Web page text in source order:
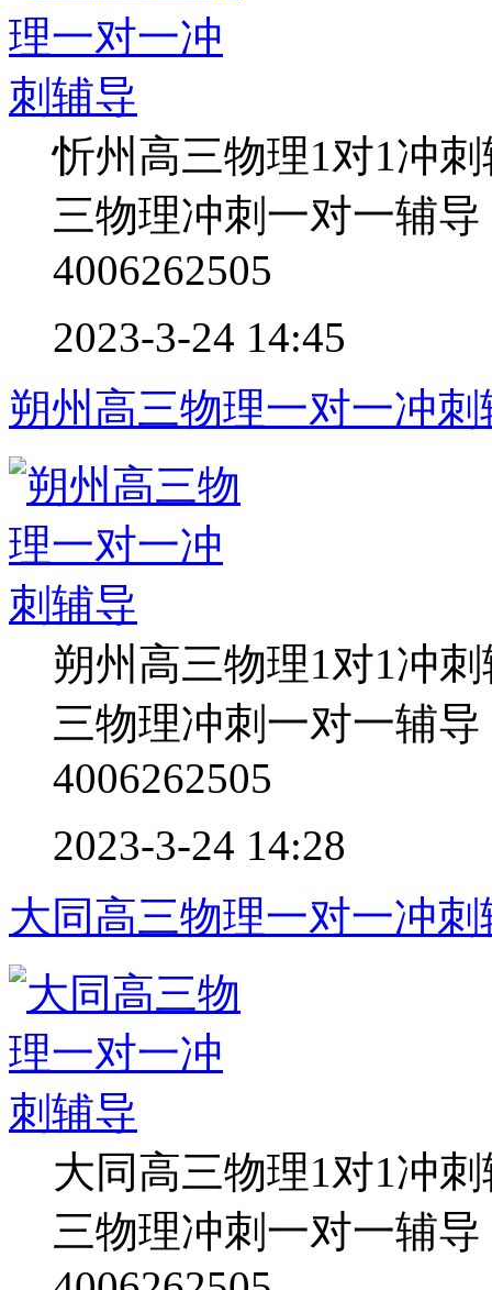
忻州高三物理1对1冲
三物理冲刺一对一辅
4006262505
2023-3-24 14:45
朔州高三物理一对一冲刺
朔州高三物理1对1冲
三物理冲刺一对一辅
4006262505
2023-3-24 14:28
大同高三物理一对一冲刺
大同高三物理1对1冲
三物理冲刺一对一辅